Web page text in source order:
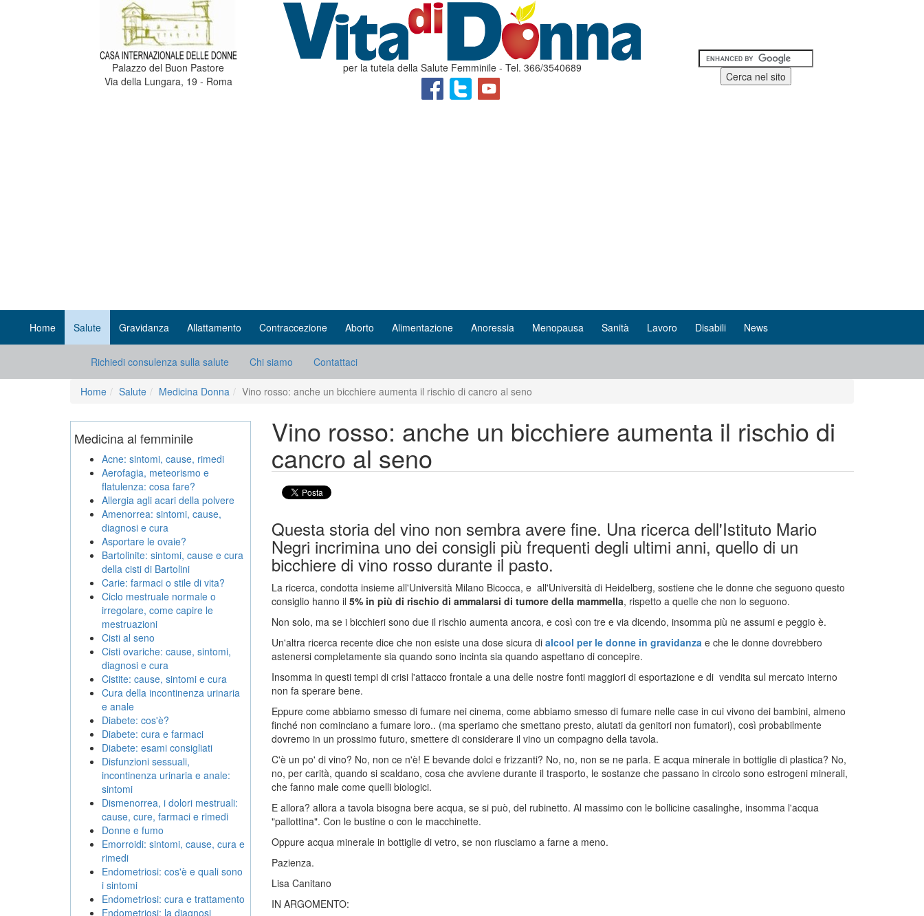
Palazzo del Buon Pastore
Via della Lungara, 19 - Roma
per la tutela della Salute Femminile - Tel. 366/3540689
Home Salute Gravidanza Allattamento Contraccezione Aborto Alimentazione Anoressia Menopausa Sanità Lavoro Disabili News
Richiedi consulenza sulla salute Chi siamo Contattaci
Home Salute Medicina Donna Vino rosso: anche un bicchiere aumenta il rischio di cancro al seno
Vino rosso: anche un bicchiere aumenta il rischio di
cancro al seno
Questa storia del vino non sembra avere fine. Una ricerca dell'Istituto Mario
Negri incrimina uno dei consigli più frequenti degli ultimi anni, quello di un
bicchiere di vino rosso durante il pasto.
La ricerca, condotta insieme all'Università Milano Bicocca, e all'Università di Heidelberg, sostiene che le donne che seguono questo
consiglio hanno il 5% in più di rischio di ammalarsi di tumore della mammella, rispetto a quelle che non lo seguono.
Non solo, ma se i bicchieri sono due il rischio aumenta ancora, e così con tre e via dicendo, insomma più ne assumi e peggio è.
Un'altra ricerca recente dice che non esiste una dose sicura di alcool per le donne in gravidanzae che le donne dovrebbero
astenersi completamente sia quando sono incinta sia quando aspettano di concepire.
Insomma in questi tempi di crisi l'attacco frontale a una delle nostre fonti maggiori di esportazione e di vendita sul mercato interno
non fa sperare bene.
Eppure come abbiamo smesso di fumare nei cinema, come abbiamo smesso di fumare nelle case in cui vivono dei bambini, almeno
finché non cominciano a fumare loro.. (ma speriamo che smettano presto, aiutati da genitori non fumatori), così probabilmente
dovremo in un prossimo futuro, smettere di considerare il vino un compagno della tavola.
C'è un po' di vino? No, non ce n'è! E bevande dolci e frizzanti? No, no, non se ne parla. E acqua minerale in bottiglie di plastica? No,
no, per carità, quando si scaldano, cosa che avviene durante il trasporto, le sostanze che passano in circolo sono estrogeni minerali,
che fanno male come quelli biologici.
E allora? allora a tavola bisogna bere acqua, se si può, del rubinetto. Al massimo con le bollicine casalinghe, insomma l'acqua
"pallottina". Con le bustine o con le macchinette.
Oppure acqua minerale in bottiglie di vetro, se non riusciamo a farne a meno.
Pazienza.
Lisa Canitano
IN ARGOMENTO:
Medicina al femminile
Acne: sintomi, cause, rimedi
Aerofagia, meteorismo e
flatulenza: cosa fare?
Allergia agli acari della polvere
Amenorrea: sintomi, cause,
diagnosi e cura
Asportare le ovaie?
Bartolinite: sintomi, cause e cura
della cisti di Bartolini
Carie: farmaci o stile di vita?
Ciclo mestruale normale o
irregolare, come capire le
mestruazioni
Cisti al seno
Cisti ovariche: cause, sintomi,
diagnosi e cura
Cistite: cause, sintomi e cura
Cura della incontinenza urinaria
e anale
Diabete: cos'è?
Diabete: cura e farmaci
Diabete: esami consigliati
Disfunzioni sessuali,
incontinenza urinaria e anale:
sintomi
Dismenorrea, i dolori mestruali:
cause, cure, farmaci e rimedi
Donne e fumo
Emorroidi: sintomi, cause, cura e
rimedi
Endometriosi: cos'è e quali sono
i sintomi
Endometriosi: cura e trattamento
Endometriosi: la diagnosi